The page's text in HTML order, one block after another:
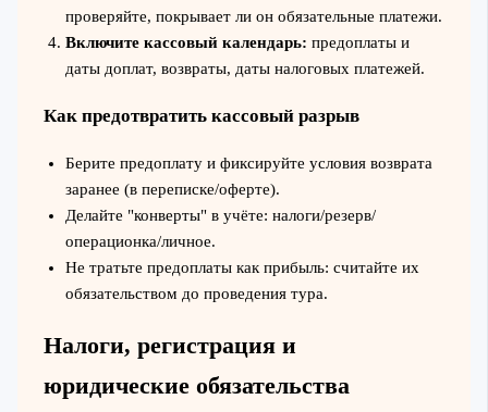
проверяйте, покрывает ли он обязательные платежи.
Включите кассовый календарь: предоплаты и
даты доплат, возвраты, даты налоговых платежей.
Как предотвратить кассовый разрыв
Берите предоплату и фиксируйте условия возврата
заранее (в переписке/оферте).
Делайте "конверты" в учёте: налоги/резерв/
операционка/личное.
Не тратьте предоплаты как прибыль: считайте их
обязательством до проведения тура.
Налоги, регистрация и
юридические обязательства